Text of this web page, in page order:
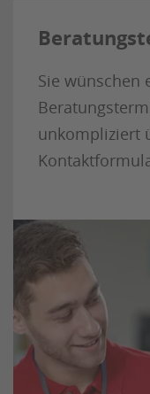
Sie wünschen
unkompliziert